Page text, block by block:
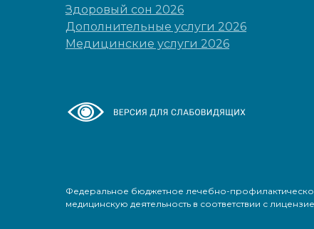
Здоровый сон 2026
Дополнительные услуги 2026
Медицинские услуги 2026
Федеральное бюджетное лечебно-
медицинскую деятельность в соответствии с